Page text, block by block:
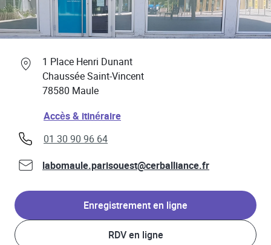
Professionnels de santé
1 Place Henri Dunant
Chaussée Saint-Vincent
78580 Maule
Link Opens in New Tab
Accès & itinéraireLink Opens in New Tab
phone
01 30 90 96 64
labomaule.parisouest@cerballiance.fr
Enregistrement en ligne
RDV en ligne